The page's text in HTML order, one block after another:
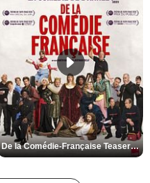
De la Comédie-Française Teaser VF